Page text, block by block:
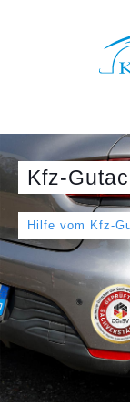
Kfz-
Hilfe vom Kfz-